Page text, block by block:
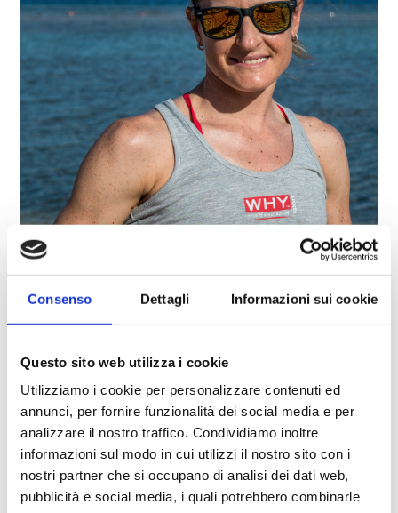
Consenso Dettagli Informazioni sui cookie
Questo sito web utilizza i cookie
Utilizziamo i cookie per personalizzare contenuti ed
annunci, per fornire funzionalità dei social media e per
analizzare il nostro traffico. Condividiamo inoltre
informazioni sul modo in cui utilizzi il nostro sito con i
nostri partner che si occupano di analisi dei dati web,
pubblicità e social media, i quali potrebbero combinarle
26.04.2017
Domenica 23 Aprile era in programma la seconda edizione
Chia Sardinia Triathlon .
Nel 2016 vinsi questa splendida gara e, pur sapendo di non
essere al 100% della mia forma a causa di una contrattuta
cervicale e soprattutto di un dolore al gluteo destro che mi
tormenta da qualche settimana, ho voluto ugualmente